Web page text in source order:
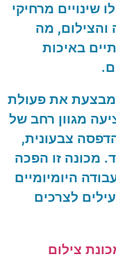
שינויים מרחיקי
והצילום, מה
באיכות
.
מבצעת את פעולת
מגוון רחב של
צבעונית,
. מכונה זו הפכה
היומיומיים
לצרכים
צילום